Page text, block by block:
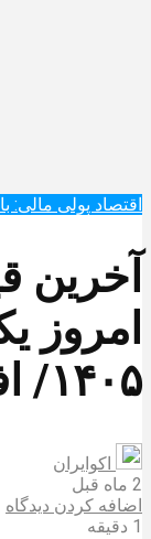
اقتصاد پولی مالی:
۱۴۰۵/ افزایش قیمت؟
اکوایران
2 ماه قبل
اضافه کردن دیدگاه
1 دقیقه